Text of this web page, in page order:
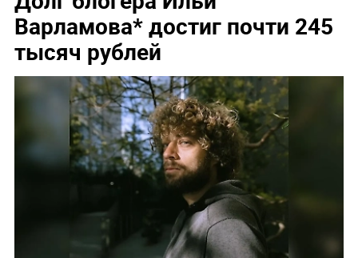
Варламова* достиг почти 245
тысяч рублей